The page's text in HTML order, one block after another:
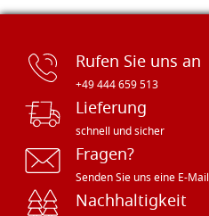
Rufen Sie uns an
+49 444 659 513
Lieferung
schnell und sicher
Fragen?
Senden Sie uns eine E-Mail
Nachhaltigkeit